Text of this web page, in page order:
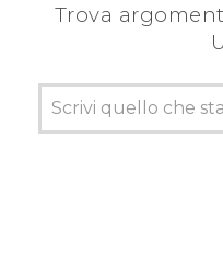
Trova